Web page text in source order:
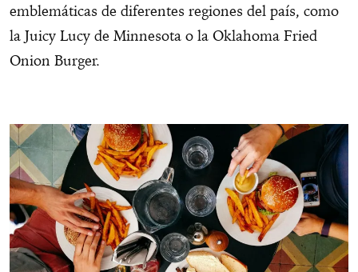
emblemáticas de diferentes regiones del país, como
la Juicy Lucy de Minnesota o la Oklahoma Fried
Onion Burger.